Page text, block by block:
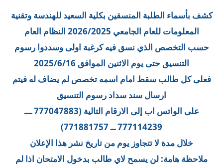
كشف بأسماء الطلبة المنسقين بكلية السعيد للهندسة وتقنية
المعلومات للعام الجامعي 2026/2025 النظام العام
حسب التخصص الذي نسق فيه كرغبة اولى وسددوا رسوم
التنسيق حتى يوم الاثنين الموافق 2025/6/16
فعلى كل طالب سقط امام اسمه تخصص لم يضاف له فيتم
ارسال سند سداد رسوم التنسيق
على الواتس اب إلى الارقام التالية (777047883 ـــ
777114239 ــ 771881757)
خلال مدة لا تتجاوز يوم من تاريخ نشر هذا الإعلان
ملاحظة هامة: لن يسمح لاي طالب بدخول الامتحان اذا لم